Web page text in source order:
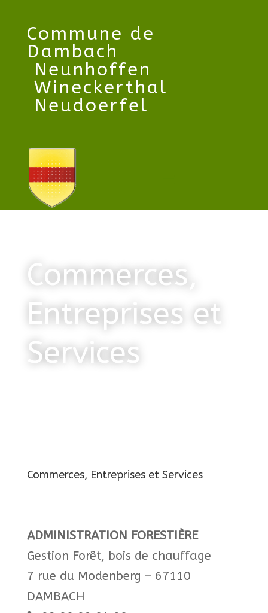
Commune de
Dambach
Neunhoffen
Wineckerthal
Neudoerfel
Commerces,
Entreprises et
Services
Commerces, Entreprises et Services
ADMINISTRATION FORESTIÈRE
Gestion Forêt, bois de chauffage
7 rue du Modenberg – 67110
DAMBACH